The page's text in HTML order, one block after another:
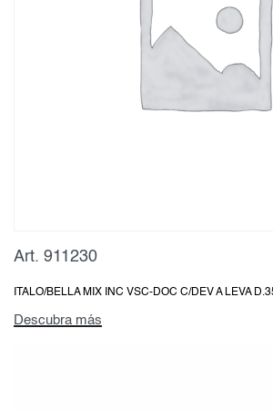
Art. 911230
ITALO/BELLA MIX INC VSC-DOC C/DEV A LEVA
Descubra más